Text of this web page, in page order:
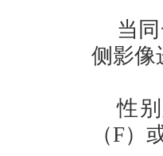
当
侧影像
性
（F）